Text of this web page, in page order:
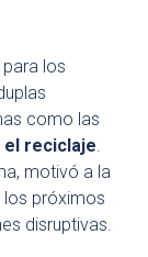
los
como las
el reciclaje.
motivó a la
los próximos
disruptivas.